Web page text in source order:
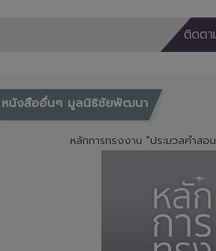
ติดตา
หนังสืออื่นๆ มูลนิธิชัยพัฒนา
หลักการทรงงาน "ประมวลคำส